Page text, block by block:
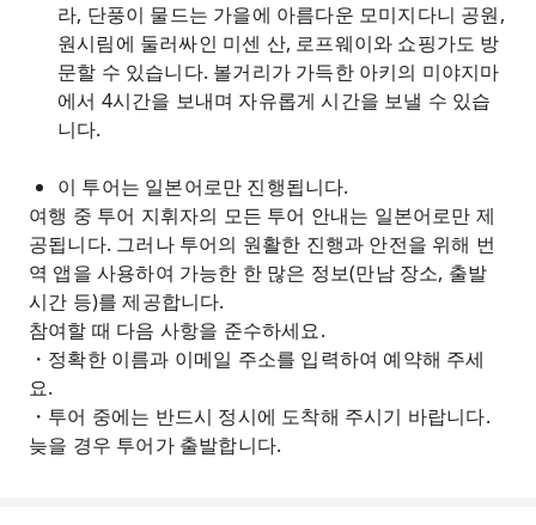
라, 단풍이 물드는 가을에 아름다운 모미지다니 공원,
원시림에 둘러싸인 미센 산, 로프웨이와 쇼핑가도 방
문할 수 있습니다. 볼거리가 가득한 아키의 미야지마
에서 4시간을 보내며 자유롭게 시간을 보낼 수 있습
니다.
이 투어는 일본어로만 진행됩니다.
여행 중 투어 지휘자의 모든 투어 안내는 일본어로만 제
공됩니다. 그러나 투어의 원활한 진행과 안전을 위해 번
역 앱을 사용하여 가능한 한 많은 정보(만남 장소, 출발
시간 등)를 제공합니다.
참여할 때 다음 사항을 준수하세요.
・정확한 이름과 이메일 주소를 입력하여 예약해 주세
요.
・투어 중에는 반드시 정시에 도착해 주시기 바랍니다.
늦을 경우 투어가 출발합니다.